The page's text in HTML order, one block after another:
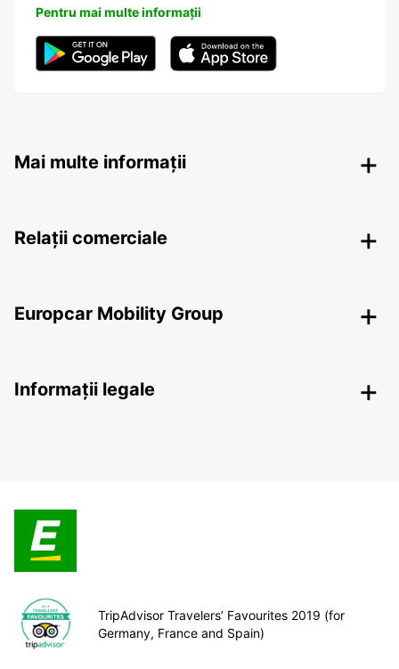
Pentru mai multe informații
Mai multe informații
Relații comerciale
Europcar Mobility Group
Informații legale
TripAdvisor Travelers’ Favourites 2019 (for
Germany, France and Spain)